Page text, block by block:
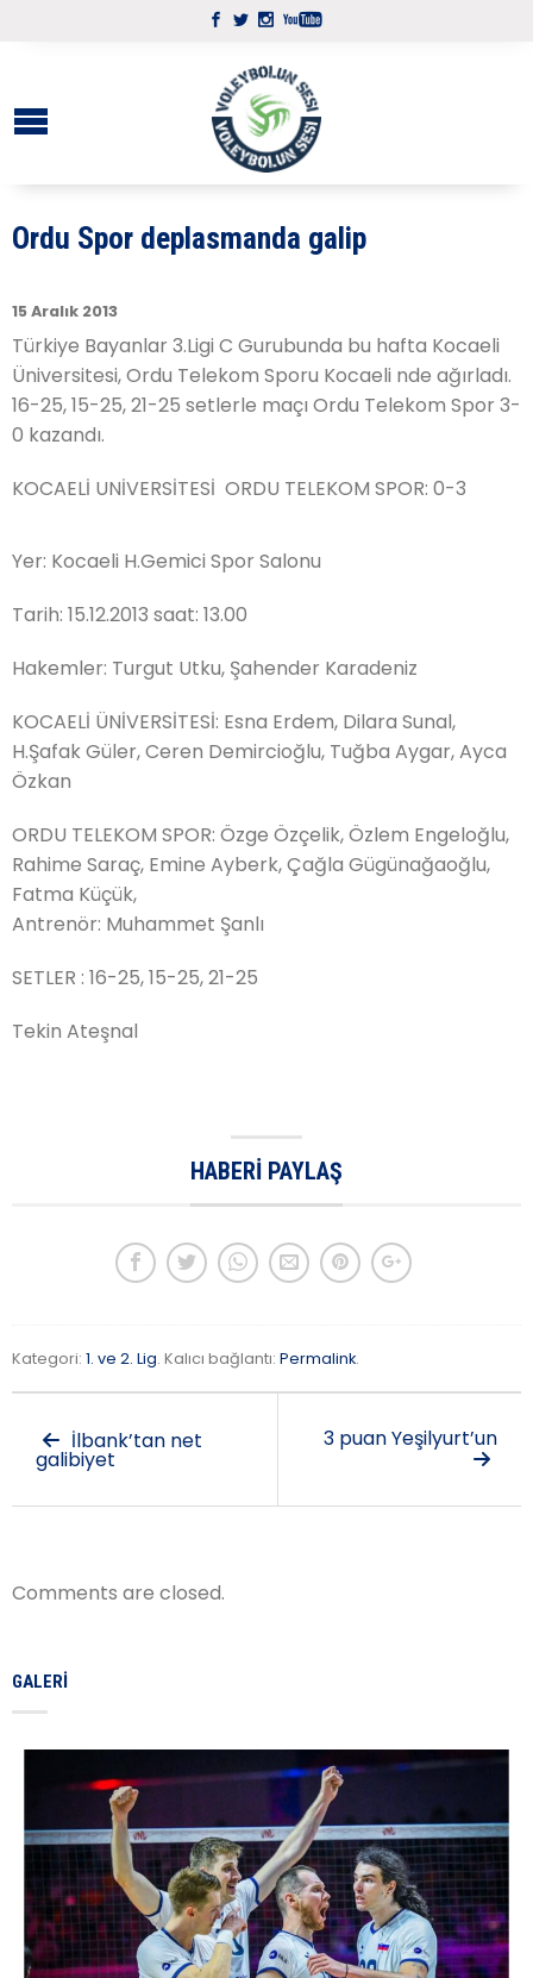
Ordu Spor deplasmanda galip
15 Aralık 2013
Türkiye Bayanlar 3.Ligi C Gurubunda bu hafta Kocaeli
Üniversitesi, Ordu Telekom Sporu Kocaeli nde ağırladı.
16-25, 15-25, 21-25 setlerle maçı Ordu Telekom Spor 3-
0 kazandı.
KOCAELİ UNİVERSİTESİ  ORDU TELEKOM SPOR: 0-3
Yer: Kocaeli H.Gemici Spor Salonu
Tarih: 15.12.2013 saat: 13.00
Hakemler: Turgut Utku, Şahender Karadeniz
KOCAELİ ÜNİVERSİTESİ: Esna Erdem, Dilara Sunal,
H.Şafak Güler, Ceren Demircioğlu, Tuğba Aygar, Ayca
Özkan
ORDU TELEKOM SPOR: Özge Özçelik, Özlem Engeloğlu,
Rahime Saraç, Emine Ayberk, Çağla Gügünağaoğlu,
Fatma Küçük,
Antrenör: Muhammet Şanlı
SETLER : 16-25, 15-25, 21-25
Tekin Ateşnal
HABERI PAYLAŞ
Kategori: 1. ve 2. Lig. Kalıcı bağlantı: Permalink.
İlbank’tan net
galibiyet
3 puan Yeşilyurt’un
Comments are closed.
GALERI